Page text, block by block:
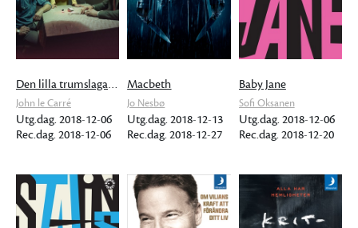
Den lilla trumslagarflickan
John le Carré
Utg.dag. 2018-12-06
Rec.dag. 2018-12-06
Macbeth
Jo Nesbø
Utg.dag. 2018-12-13
Rec.dag. 2018-12-27
Baby Jane
Sofi Oksanen
Utg.dag. 2018-12-06
Rec.dag. 2018-12-20